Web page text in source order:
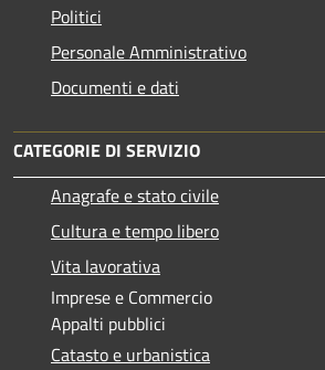
Politici
Personale Amministrativo
Documenti e dati
CATEGORIE DI SERVIZIO
Anagrafe e stato civile
Cultura e tempo libero
Vita lavorativa
Imprese e Commercio
Appalti pubblici
Catasto e urbanistica